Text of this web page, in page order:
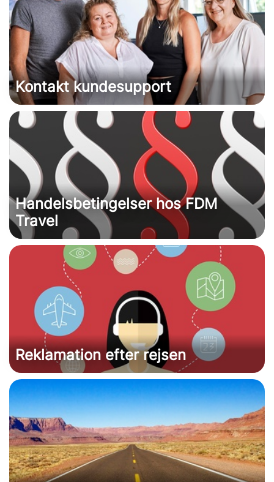
Kontakt kundesupport
Handelsbetingelser hos FDM
Travel
Reklamation efter rejsen